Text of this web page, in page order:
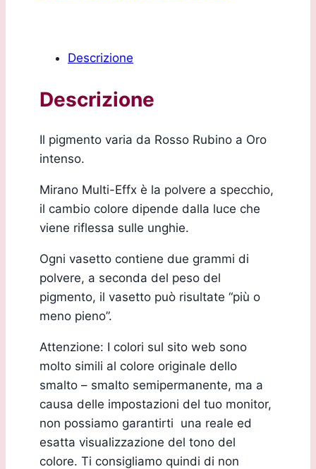
Descrizione
Descrizione
Il pigmento varia da Rosso Rubino a Oro
intenso.
Mirano Multi-Effx è la polvere a specchio,
il cambio colore dipende dalla luce che
viene riflessa sulle unghie.
Ogni vasetto contiene due grammi di
polvere, a seconda del peso del
pigmento, il vasetto può risultate “più o
meno pieno”.
Attenzione: I colori sul sito web sono
molto simili al colore originale dello
smalto – smalto semipermanente, ma a
causa delle impostazioni del tuo monitor,
non possiamo garantirti una reale ed
esatta visualizzazione del tono del
colore. Ti consigliamo quindi di non